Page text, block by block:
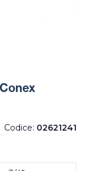
Codice: 02621241